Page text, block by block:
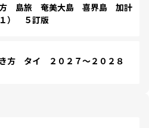
方 島旅 奄美大島 喜界島 加計
） ５訂版
方 タイ ２０２７～２０２８